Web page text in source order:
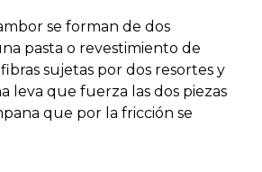
se forman de dos
pasta o revestimiento de
sujetas por dos resortes y
leva que fuerza las dos piezas
que por la fricción se